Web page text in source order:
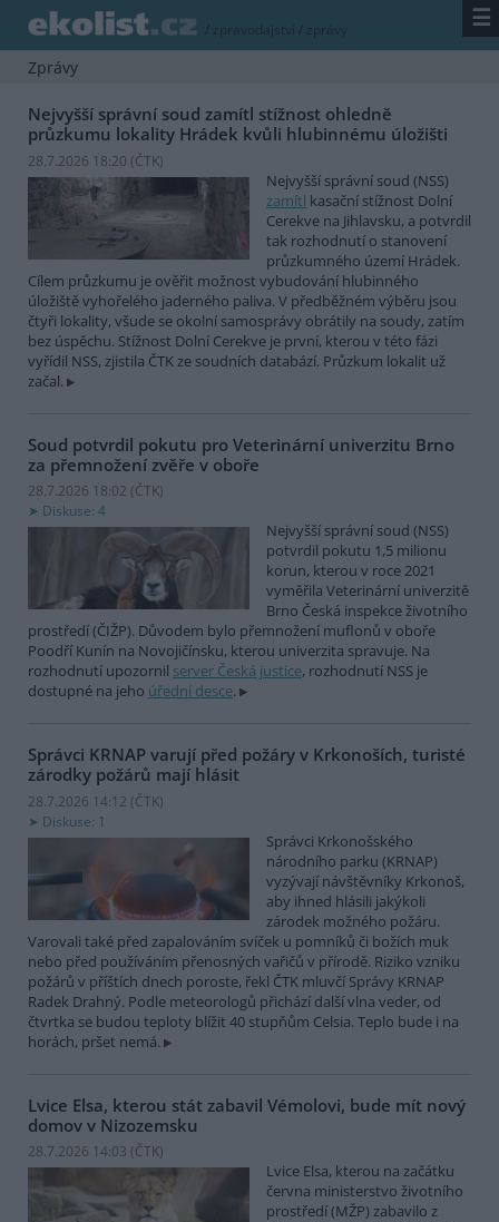
/ zpravodajství / zprávy ☰
Zprávy
Nejvyšší správní soud zamítl stížnost ohledně
průzkumu lokality Hrádek kvůli hlubinnému úložišti
28.7.2026 18:20 (ČTK)
Nejvyšší správní soud (NSS)
zamítl kasační stížnost Dolní
Cerekve na Jihlavsku, a potvrdil
tak rozhodnutí o stanovení
průzkumného území Hrádek.
Cílem průzkumu je ověřit možnost vybudování hlubinného
úložiště vyhořelého jaderného paliva. V předběžném výběru jsou
čtyři lokality, všude se okolní samosprávy obrátily na soudy, zatím
bez úspěchu. Stížnost Dolní Cerekve je první, kterou v této fázi
vyřídil NSS, zjistila ČTK ze soudních databází. Průzkum lokalit už
začal.
Soud potvrdil pokutu pro Veterinární univerzitu Brno
za přemnožení zvěře v oboře
28.7.2026 18:02 (ČTK)
Diskuse: 4
Nejvyšší správní soud (NSS)
potvrdil pokutu 1,5 milionu
korun, kterou v roce 2021
vyměřila Veterinární univerzitě
Brno Česká inspekce životního
prostředí (ČIŽP). Důvodem bylo přemnožení muflonů v oboře
Poodří Kunín na Novojičínsku, kterou univerzita spravuje. Na
rozhodnutí upozornil server Česká justice, rozhodnutí NSS je
dostupné na jeho úřední desce.
Správci KRNAP varují před požáry v Krkonoších, turisté
zárodky požárů mají hlásit
28.7.2026 14:12 (ČTK)
Diskuse: 1
Správci Krkonošského
národního parku (KRNAP)
vyzývají návštěvníky Krkonoš,
aby ihned hlásili jakýkoli
zárodek možného požáru.
Varovali také před zapalováním svíček u pomníků či božích muk
nebo před používáním přenosných vařičů v přírodě. Riziko vzniku
požárů v příštích dnech poroste, řekl ČTK mluvčí Správy KRNAP
Radek Drahný. Podle meteorologů přichází další vlna veder, od
čtvrtka se budou teploty blížit 40 stupňům Celsia. Teplo bude i na
horách, pršet nemá.
Lvice Elsa, kterou stát zabavil Vémolovi, bude mít nový
domov v Nizozemsku
28.7.2026 14:03 (ČTK)
Lvice Elsa, kterou na začátku
června ministerstvo životního
prostředí (MŽP) zabavilo z